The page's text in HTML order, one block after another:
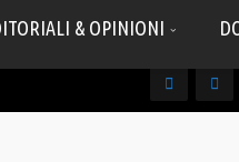
& OPINIONI